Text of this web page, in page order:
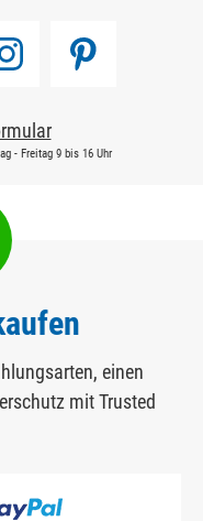
- Freitag 9 bis 16 Uhr
einen
mit Trusted